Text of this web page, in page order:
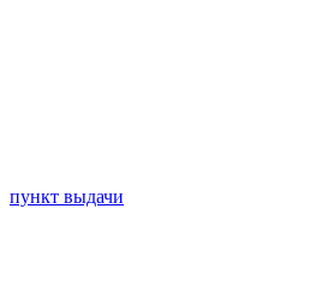
пункт выдачи